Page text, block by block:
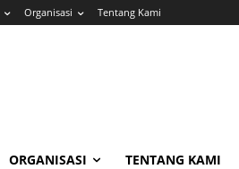
Organisasi Tentang Kami
ORGANISASI TENTANG KAMI